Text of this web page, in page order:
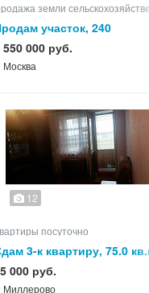
земли
участок, 240
550 000 руб.
Москва
12
посуточно
3-к квартиру, 75.0
2 из 2
000 руб.
Миллерово